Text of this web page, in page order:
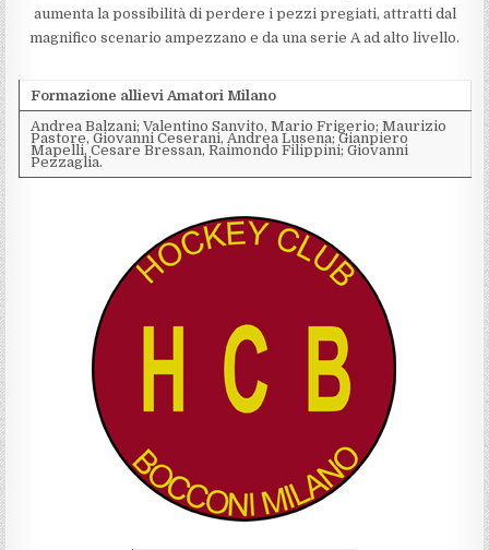
aumenta la possibilità di perdere i pezzi pregiati, attratti dal
magnifico scenario ampezzano e da una serie A ad alto livello.
Formazione allievi Amatori Milano
Andrea Balzani; Valentino Sanvito, Mario Frigerio; Maurizio
Pastore, Giovanni Ceserani, Andrea Lusena; Gianpiero
Mapelli, Cesare Bressan, Raimondo Filippini; Giovanni
Pezzaglia.